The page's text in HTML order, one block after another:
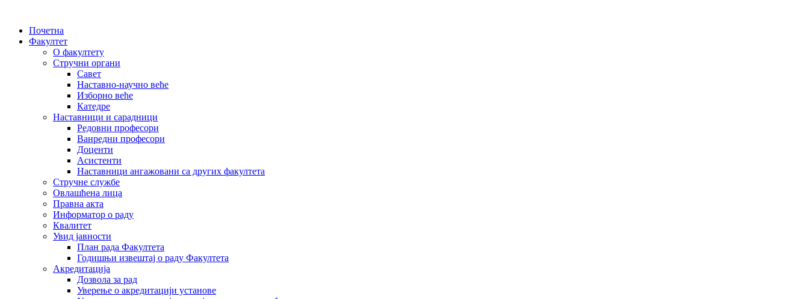
Почетна
Факултет
О факултету
Стручни органи
Савет
Наставно-научно веће
Изборно веће
Катедре
Наставници и сарадници
Редовни професори
Ванредни професори
Доценти
Асистенти
Наставници ангажовани са других факултета
Стручне службе
Овлашћена лица
Правна акта
Информатор о раду
Квалитет
Увид јавности
План рада Факултета
Годишњи извештај о раду Факултета
Акредитација
Дозвола за рад
Уверење о акредитацији установе